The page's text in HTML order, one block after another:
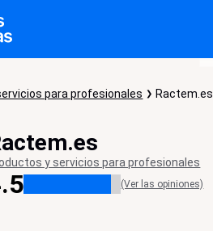
para profesionales Ractem.es
y servicios para profesionales
(Ver las opiniones)